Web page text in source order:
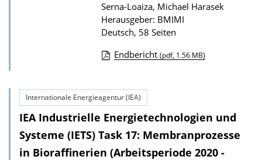
o
n
Serna-Loaiza, Michael Harasek
Herausgeber: BMIMI
Deutsch, 58 Seiten
w
n
l
o
Endbericht (pdf, 1.56 MB)
Internationale Energieagentur (IEA)
IEA Industrielle Energietechnologien und
Systeme (IETS) Task 17: Membranprozesse
in Bioraffinerien (Arbeitsperiode 2020 -